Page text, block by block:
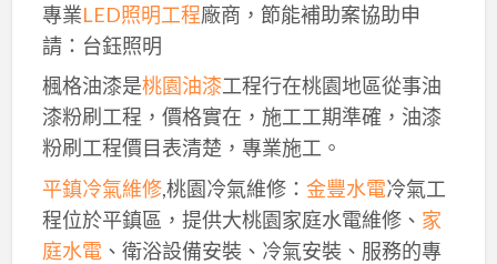
專業LED照明工程廠商，節能補助案協助申
請：台鈺照明
楓格油漆是桃園油漆工程行在桃園地區從事油
漆粉刷工程，價格實在，施工工期準確，油漆
粉刷工程價目表清楚，專業施工。
平鎮冷氣維修,桃園冷氣維修： 金豐水電冷氣工
程位於平鎮區，提供大桃園家庭水電維修、 家
庭水電、衛浴設備安裝、冷氣安裝、服務的專